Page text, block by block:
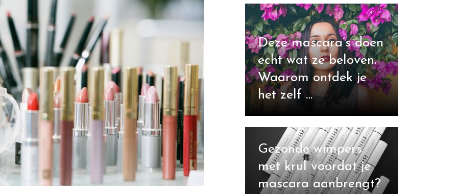
Deze mascara’s doen
echt wat ze beloven.
Waarom ontdek je
het zelf …
Gezonde wimpers
met krul voordat je
mascara aanbrengt?